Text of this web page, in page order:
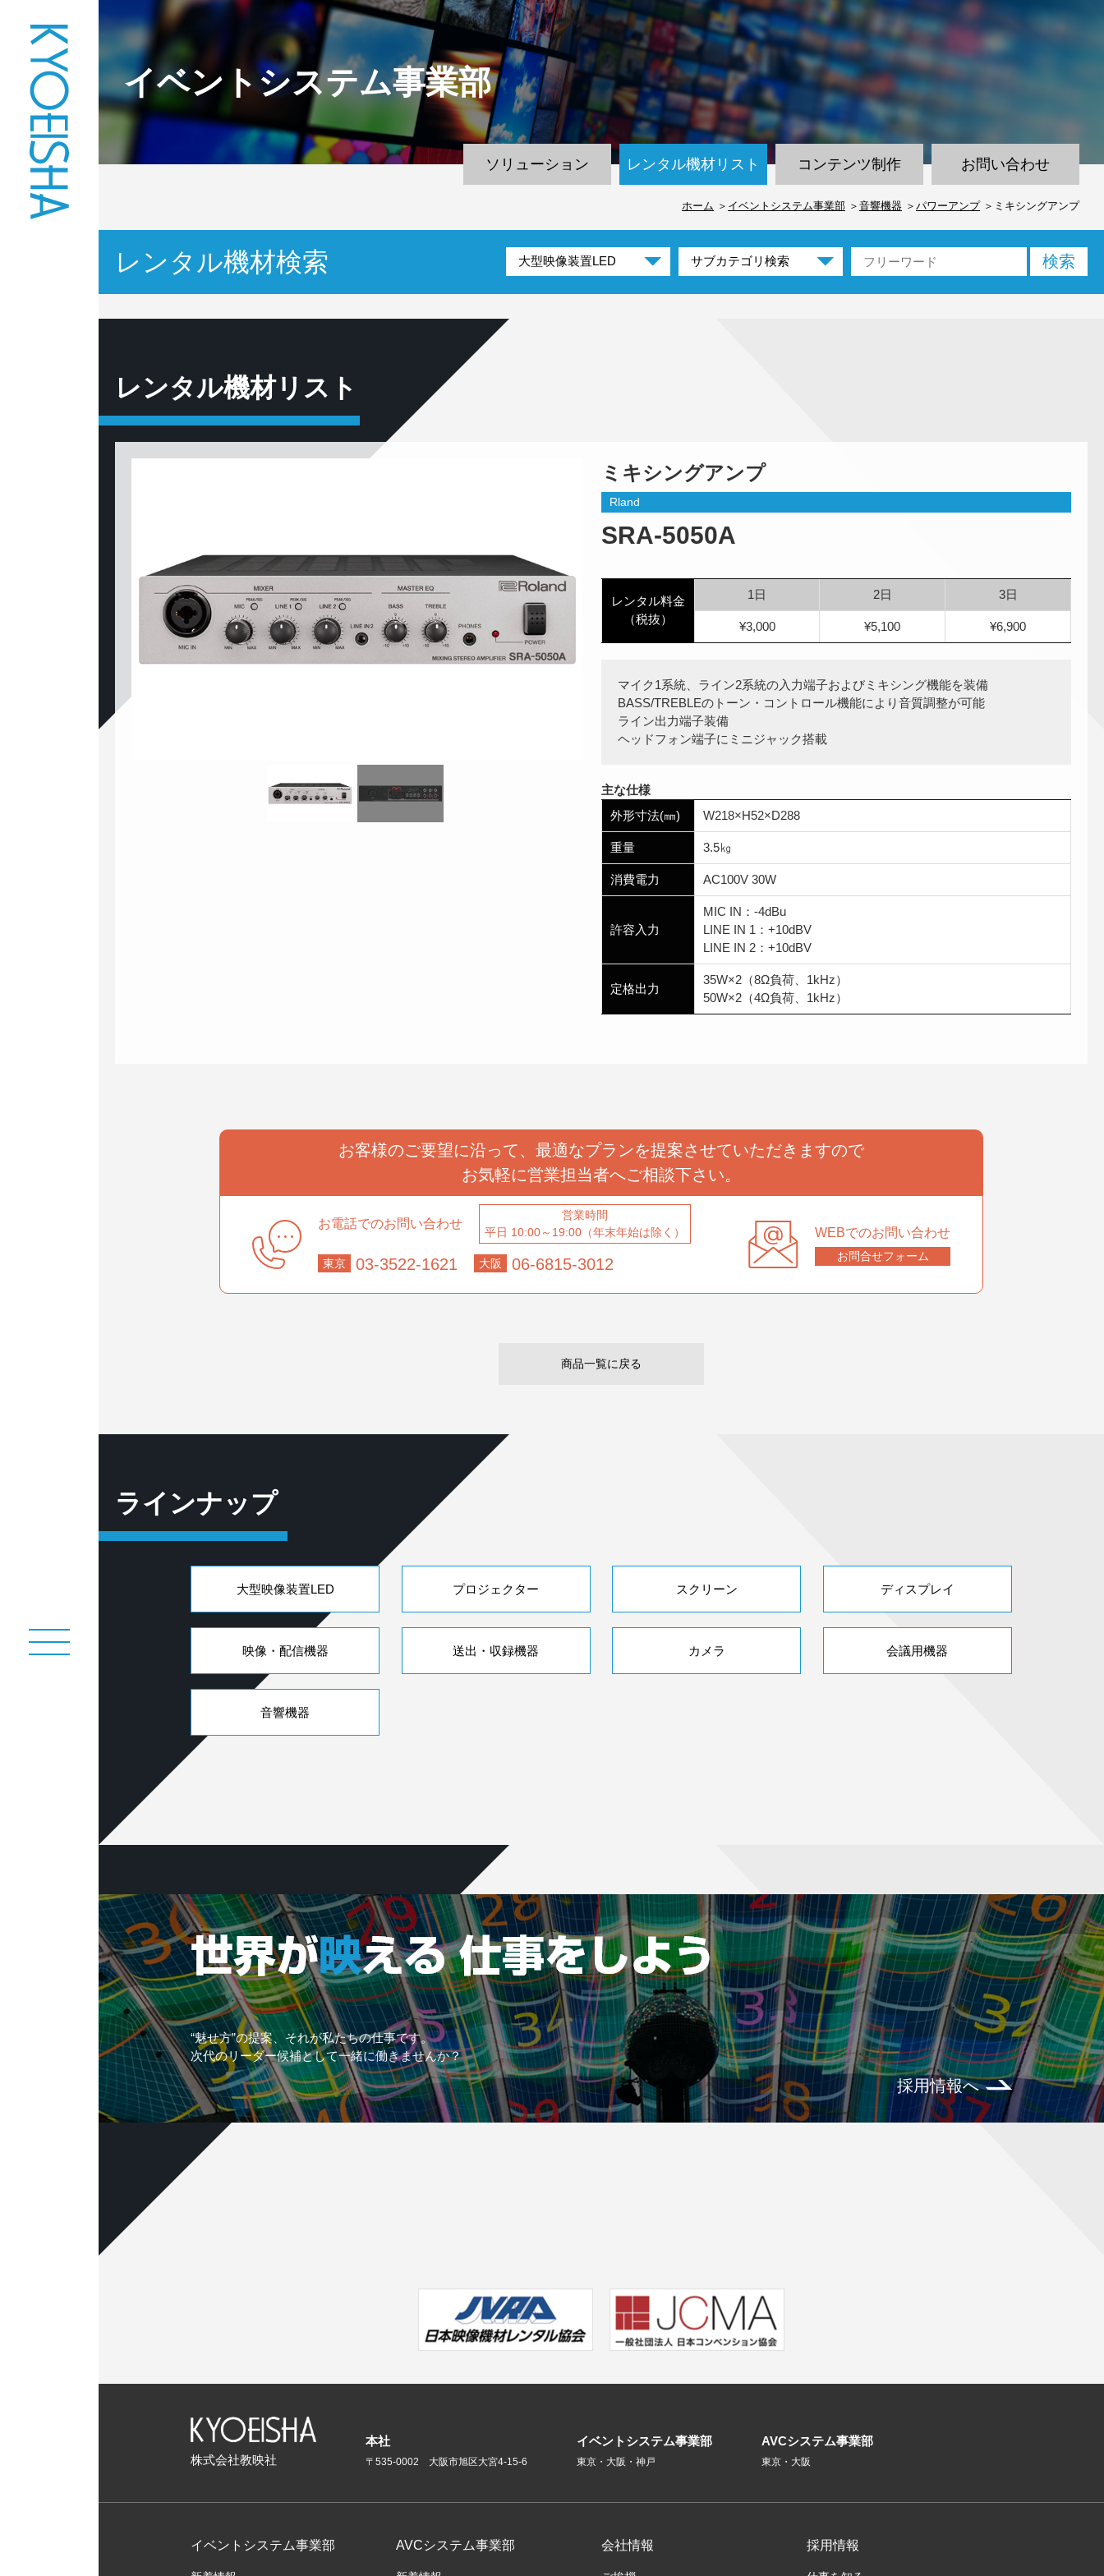
イベントシステム事業部
ソリューション レンタル機材リスト コンテンツ制作 お問い合わせ
ホーム イベントシステム事業部 音響機器 パワーアンプ ミキシングアンプ
レンタル機材検索
レンタル機材リスト
ミキシングアンプ
Rland
SRA-5050A
レンタル料金
（税抜）
1日 2日 3日
¥3,000 ¥5,100 ¥6,900
マイク1系統、ライン2系統の入力端子およびミキシング機能を装備
BASS/TREBLEのトーン・コントロール機能により音質調整が可能
ライン出力端子装備
ヘッドフォン端子にミニジャック搭載
主な仕様
外形寸法(㎜)
W218×H52×D288
重量 3.5㎏
消費電力 AC100V 30W
許容入力
MIC IN：-4dBu
LINE IN 1：+10dBV
LINE IN 2：+10dBV
定格出力
35W×2（8Ω負荷、1kHz）
50W×2（4Ω負荷、1kHz）
お客様のご要望に沿って、 最適なプランを提案させていただきますので
お気軽に営業担当者へご相談下さい。
お電話でのお問い合わせ
営業時間
平日 10:00～19:00（年末年始は除く）
東京 03-3522-1621 大阪 06-6815-3012
WEBでのお問い合わせ
お問合せフォーム
商品一覧に戻る
ラインナップ
大型映像装置LED プロジェクター スクリーン ディスプレイ
映像・配信機器 送出・収録機器 カメラ 会議用機器
音響機器
“魅せ方”の提案、それが私たちの仕事です。
次代のリーダー候補として一緒に働きませんか？
採用情報へ
株式会社教映社
本社
〒535-0002 大阪市旭区大宮4-15-6
イベントシステム事業部
東京・大阪・神戸
AVCシステム事業部
東京・大阪
イベントシステム事業部 AVCシステム事業部 会社情報 採用情報